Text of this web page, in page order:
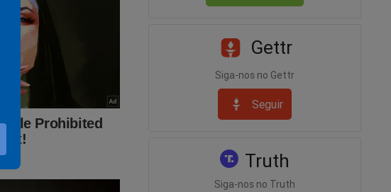
Gettr
Siga-nos no Gettr
Seguir
Truth
Siga-nos no Truth